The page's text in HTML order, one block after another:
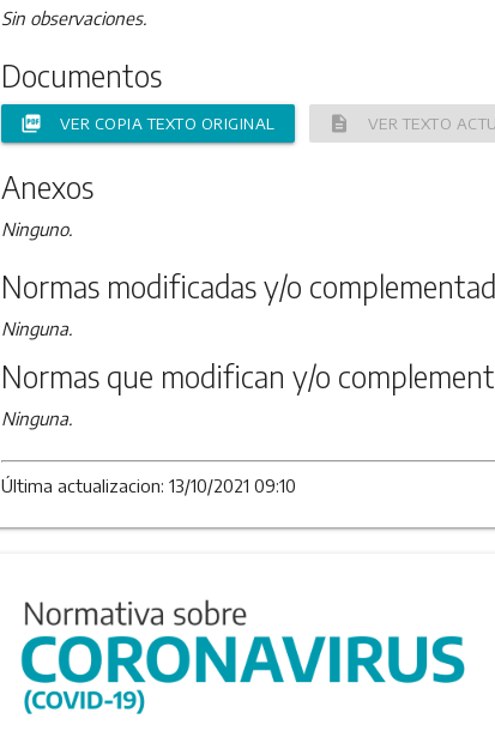
Sin observaciones.
Documentos
picture_as_pdf VER COPIA TEXTO ORIGINAL description VER TEXTO
Anexos
Ninguno.
Normas modificadas y/o
Ninguna.
Normas que modifican y/o
Ninguna.
Última actualizacion: 13/10/2021 09:10